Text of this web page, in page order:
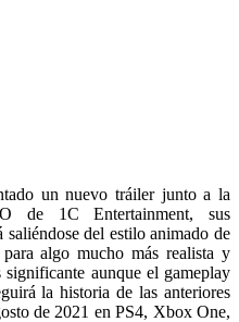
un nuevo tráiler junto a la
de 1C Entertainment, sus
saliéndose del estilo animado de
algo mucho más realista y
aunque el gameplay
la historia de las anteriores
de 2021 en PS4, Xbox One,